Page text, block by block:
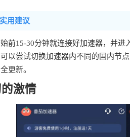
用建议
前15-30分钟就连接好加速器，并
以尝试切换加速器内不同的国内节
更新。
激情